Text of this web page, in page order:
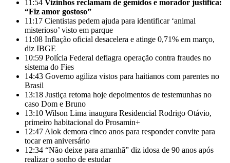
11:54 Vizinhos reclamam de gemidos e morador justifica:
“Fiz amor gostoso”
11:17 Cientistas pedem ajuda para identificar ‘animal
misterioso’ visto em parque
11:08 Inflação oficial desacelera e atinge 0,71% em março,
diz IBGE
10:59 Polícia Federal deflagra operação contra fraudes no
sistema do Fies
14:43 Governo agiliza vistos para haitianos com parentes no
Brasil
13:18 Justiça retoma hoje depoimentos de testemunhas no
caso Dom e Bruno
13:10 Wilson Lima inaugura Residencial Rodrigo Otávio,
primeiro habitacional do Prosamin+
12:47 Alok demora cinco anos para responder convite para
tocar em aniversário
12:34 “Não deixe para amanhã” diz idosa de 90 anos após
realizar o sonho de estudar